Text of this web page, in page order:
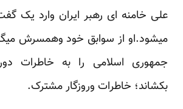
علی خامنه ای رهبر ایران وارد یک
میشود.او از سوابق خود وهمسرش
جمهوری اسلامی را به خاطرات
بکشاند؛ خاطرات وروزگار مشترک.